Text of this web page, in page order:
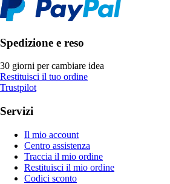
Spedizione e reso
30 giorni per cambiare idea
Restituisci il tuo ordine
Trustpilot
Servizi
Il mio account
Centro assistenza
Traccia il mio ordine
Restituisci il mio ordine
Codici sconto